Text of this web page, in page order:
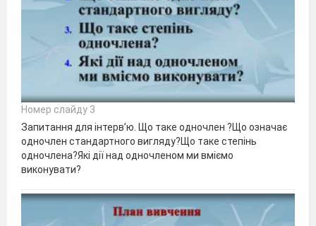
Номер слайду 3
Запитання для інтерв’ю. Що таке одночлен ?Що означає
одночлен стандартного вигляду?Що таке степінь
одночлена?Які дії над одночленом ми вміємо
виконувати?